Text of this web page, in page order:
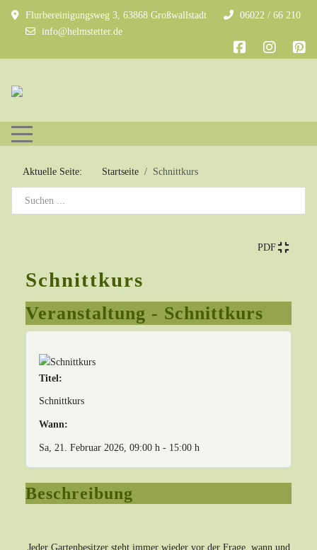
Flurbereinigungsweg 3, 63868 Großwallstadt
06022 / 66 210
info@helmstetter.de
Mobile Menu Toggle
Aktuelle Seite: Startseite Schnittkurs
PDF
Schnittkurs
Veranstaltung - Schnittkurs
Titel:
Schnittkurs
Wann:
Sa, 21. Februar 2026 , 09:00 h - 15:00 h
Beschreibung
Jeder Gartenbesitzer steht immer wieder vor der Frage, wann und